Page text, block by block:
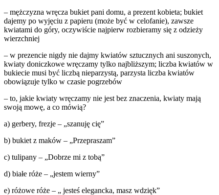
– mężczyzna wręcza bukiet pani domu, a prezent kobieta; bukiet
dajemy po wyjęciu z papieru (może być w celofanie), zawsze
kwiatami do góry, oczywiście najpierw rozbieramy się z odzieży
wierzchniej
– w prezencie nigdy nie dajmy kwiatów sztucznych ani suszonych,
kwiaty doniczkowe wręczamy tylko najbliższym; liczba kwiatów w
bukiecie musi być liczbą nieparzystą, parzysta liczba kwiatów
obowiązuje tylko w czasie pogrzebów
– to, jakie kwiaty wręczamy nie jest bez znaczenia, kwiaty mają
swoją mowę, a co mówią?
a) gerbery, frezje – „szanuję cię”
b) bukiet z maków – „Przepraszam”
c) tulipany – „Dobrze mi z tobą”
d) białe róże – „jestem wierny”
e) różowe róże – „ jesteś elegancka, masz wdzięk”